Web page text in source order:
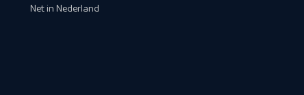
Net in Nederland